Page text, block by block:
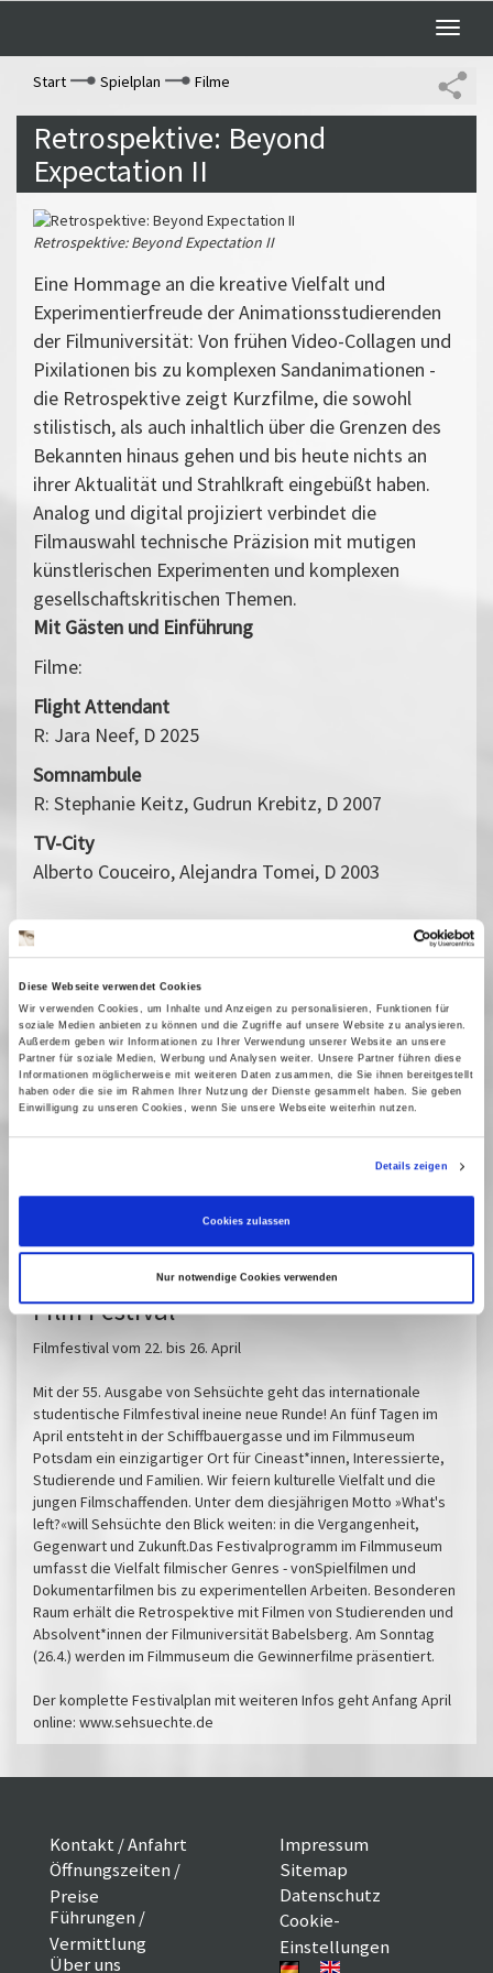
Diese Webseite verwendet Cookies
Wir verwenden Cookies, um Inhalte und Anzeigen zu personalisieren, Funktionen für
soziale Medien anbieten zu können und die Zugriffe auf unsere Website zu analysieren.
Außerdem geben wir Informationen zu Ihrer Verwendung unserer Website an unsere
Partner für soziale Medien, Werbung und Analysen weiter. Unsere Partner führen diese
Informationen möglicherweise mit weiteren Daten zusammen, die Sie ihnen bereitgestellt
haben oder die sie im Rahmen Ihrer Nutzung der Dienste gesammelt haben. Sie geben
Einwilligung zu unseren Cookies, wenn Sie unsere Webseite weiterhin nutzen.
Details zeigen
Cookies zulassen
Nur notwendige Cookies verwenden
Toggle
Start
Spielplan Filme
Retrospektive: Beyond
Expectation II
Retrospektive: Beyond Expectation II
Eine Hommage an die kreative Vielfalt und
Experimentierfreude der Animationsstudierenden
der Filmuniversität: Von frühen Video-Collagen und
Pixilationen bis zu komplexen Sandanimationen -
die Retrospektive zeigt Kurzfilme, die sowohl
stilistisch, als auch inhaltlich über die Grenzen des
Bekannten hinaus gehen und bis heute nichts an
ihrer Aktualität und Strahlkraft eingebüßt haben.
Analog und digital projiziert verbindet die
Filmauswahl technische Präzision mit mutigen
künstlerischen Experimenten und komplexen
gesellschaftskritischen Themen.
Mit Gästen und Einführung
Filme:
Flight Attendant
R: Jara Neef, D 2025
Somnambule
R: Stephanie Keitz, Gudrun Krebitz, D 2007
TV-City
Alberto Couceiro, Alejandra Tomei, D 2003
Recordari
R: Carolina Cruz, D 2024
Wandernd Haus voll Vogelwasser
R: Veronika Samartseva, D 2011
Tauro
R:Matthias Daenschel, D2002
25 April 2025| 18:00
Sehsüchte - International Student
Film Festival
Filmfestival vom 22. bis 26. April
Mit der 55. Ausgabe von Sehsüchte geht das internationale
studentische Filmfestival ineine neue Runde! An fünf Tagen im
April entsteht in der Schiffbauergasse und im Filmmuseum
Potsdam ein einzigartiger Ort für Cineast*innen, Interessierte,
Studierende und Familien. Wir feiern kulturelle Vielfalt und die
jungen Filmschaffenden. Unter dem diesjährigen Motto »What's
left?«will Sehsüchte den Blick weiten: in die Vergangenheit,
Gegenwart und Zukunft.Das Festivalprogramm im Filmmuseum
umfasst die Vielfalt filmischer Genres - vonSpielfilmen und
Dokumentarfilmen bis zu experimentellen Arbeiten. Besonderen
Raum erhält die Retrospektive mit Filmen von Studierenden und
Absolvent*innen der Filmuniversität Babelsberg. Am Sonntag
(26.4.) werden im Filmmuseum die Gewinnerfilme präsentiert.
Der komplette Festivalplan mit weiteren Infos geht Anfang April
online: www.sehsuechte.de
Kontakt / Anfahrt
Öffnungszeiten /
Preise
Führungen /
Vermittlung
Über uns
Impressum
Sitemap
Datenschutz
Cookie-
Einstellungen